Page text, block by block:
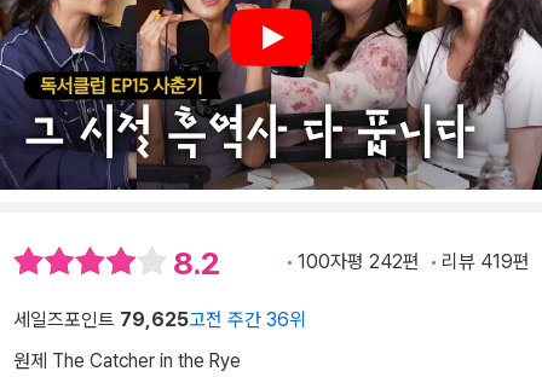
Play
8.2 100자평 242편 리뷰 419편
세일즈포인트 79,625고전 주간 36위
원제 The Catcher in the Rye